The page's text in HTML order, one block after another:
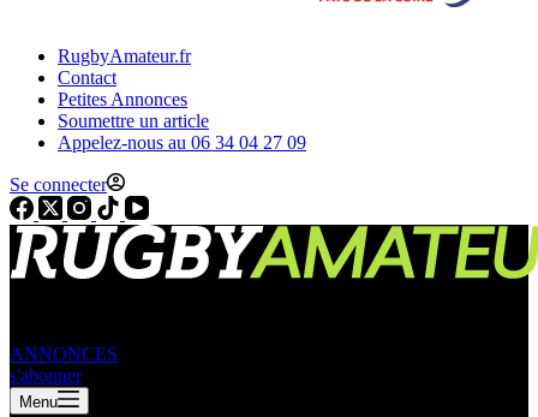
RugbyAmateur.fr
Contact
Petites Annonces
Soumettre un article
Appelez-nous au 06 34 04 27 09
Se connecter
ANNONCES
s'abonner
Menu